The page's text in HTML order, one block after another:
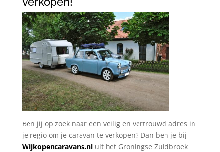
Ben jij op zoek naar een veilig en vertrouwd adres in
je regio om je caravan te verkopen? Dan ben je bij
Wijkopencaravans.nl uit het Groningse Zuidbroek